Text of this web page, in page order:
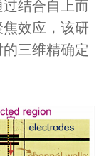
结合自上而
效应，该研
三维精确定